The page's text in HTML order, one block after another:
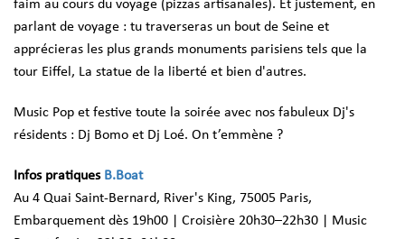
faim au cours du voyage (pizzas artisanales). Et justement, en
parlant de voyage : tu traverseras un bout de Seine et
apprécieras les plus grands monuments parisiens tels que la
tour Eiffel, La statue de la liberté et bien d'autres.
Music Pop et festive toute la soirée avec nos fabuleux Dj's
résidents : Dj Bomo et Dj Loé. On t’emmène ?
Infos pratiques B.Boat
Au 4 Quai Saint-Bernard, River's King, 75005 Paris,
Embarquement dès 19h00 | Croisière 20h30–22h30 | Music